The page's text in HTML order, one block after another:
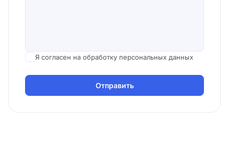
Я согласен на обработку персональных данных
Отправить